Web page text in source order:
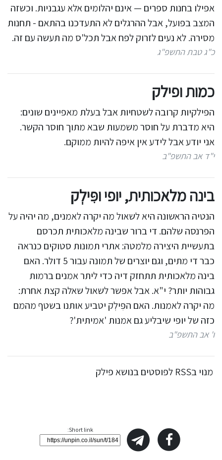
אפילו בחנות ספרים — אינם יהלומים אלא עגבניות. וכשזה
המצב בפועל, אבל ההרגלים לא התעדכנו בהתאם - תחנות
מסירה. לא נעים לזרוק לפח אבל תכל'ס מה תעשה עם זה.
כ"ג טבת התשפ"ג
כמות ופילק
הפילקיות קרובה לשטחיות אבל בעלת מאפיינים שונים:
היא מדברת על חוסר משמעות שבא מתוך חוסר הקשר.
אני יודע אבל לידע אין איפה להיות ממוקם.
י"ד אב התשפ"ב
בינה מלאכותית, יופי ופִּילְק
הנטיה הראשונה היא לשאול מה יקרה לאמנים, מה יהיה על
הפרנסה שלהם. די ברור שבינה מלאכותית תכרסם
בתעשיית היצירה מלמטה: אתרי תמונות סטוקים כנראה
כבר די מתים, וגם יוצרים של תמונה עבור 5 דולר. האם
בינה מלאכותית תתחזק דיה כדי ליתר אמנים ברמות
גבוהות יותר? י"א. אבל אפשר לשאול שאלה קצת אחרת:
מה יקרה לאמנות. האם הפִּילְק יטביע אותנו בשטף מהמם
כזה של יופי שיבליע גם אמנות 'אמיתית'?
ו' אב התשפ"ב
מנוי בRSS לפוסטים בנושא פילק
Short link: